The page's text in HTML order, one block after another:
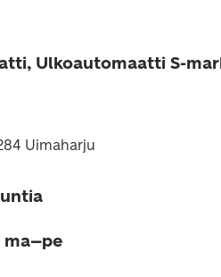
Ulkoautomaatti S-
Uimaharju